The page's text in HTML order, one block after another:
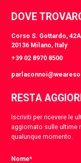
DOVE
Corso S. Gottardo,
20136 Milano, Italy
+39 02 8970 8500
RESTA
Iscriviti per ricevere le
aggiornato sulle ultime
qualunque momento.
Nome*